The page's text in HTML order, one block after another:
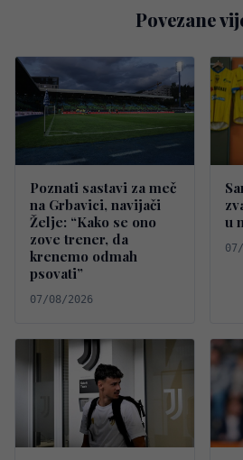
Povezane
Poznati sastavi za meč
na Grbavici, navijači
Želje: “Kako se ono
zove trener, da
krenemo odmah
psovati”
07/08/2026
u